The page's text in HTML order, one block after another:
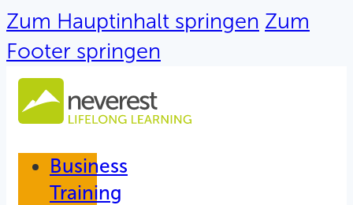
Zum Hauptinhalt springen Zum
Footer springen
Business
Training